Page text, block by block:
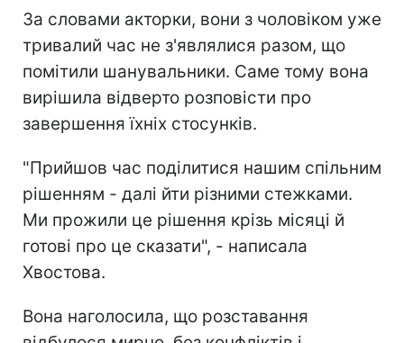
За словами акторки, вони з чоловіком уже
тривалий час не з'являлися разом, що
помітили шанувальники. Саме тому вона
вирішила відверто розповісти про
завершення їхніх стосунків.
"Прийшов час поділитися нашим спільним
рішенням - далі йти різними стежками.
Ми прожили це рішення крізь місяці й
готові про це сказати", - написала
Хвостова.
Вона наголосила, що розставання